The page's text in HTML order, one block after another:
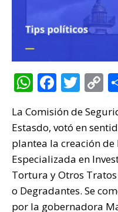
W
at
s
A
p
p
F
c
e
b
o
o
T
it
te
r
C
p
y
Li
n
k
La Comisión de
Estasdo, votó en
plantea la creación de
Especializada en
Tortura y Otros
o Degradantes. Se
por la gobernadora